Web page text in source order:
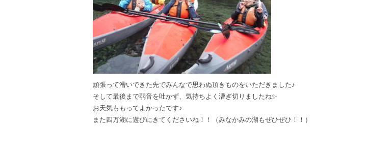
頑張って漕いできた先でみんなで思わぬ頂きものをいただきました♪
そして最後まで弱音を吐かず、気持ちよく漕ぎ切りましたね✨
お天気ももってよかったです♪
また四万湖に遊びにきてくださいね！！（みなかみの湖もぜひぜひ！！）